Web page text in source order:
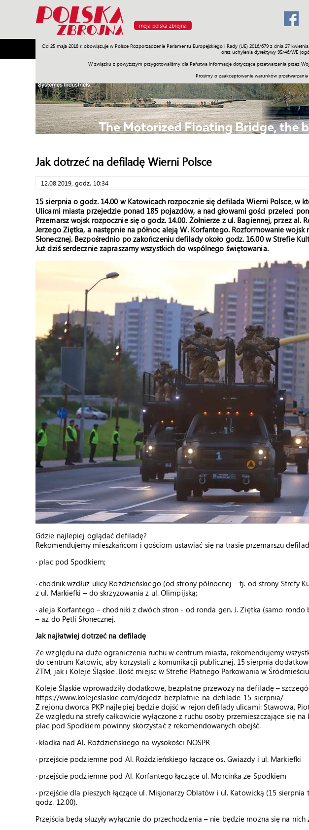
moja polska zbrojna
Od 25 maja 2018 r. obowiązuje w Polsce Rozporządzenie Parlamentu Europejskiego i Rady (UE) 2016/679 z dnia 27
oraz uchylenia dyrektywy 95/46/WE
W związku z powyższym przygotowaliśmy dla Państwa informacje dotyczące przetwarzania przez
Prosimy o zaakceptowanie warunków
Armia Poligon Sprzęt Misje Polityka Prawo Świat Społeczność
Jak dotrzeć na defiladę Wierni Polsce
12.08.2019, godz. 10:34
15 sierpnia o godz. 14.00 w Katowicach rozpocznie się defilada Wierni Polsce, w
Ulicami miasta przejedzie ponad 185 pojazdów, a nad głowami gości przeleci
Przemarsz wojsk rozpocznie się o godz. 14.00. Żołnierze z ul. Bagiennej, przez al.
Jerzego Ziętka, a następnie na północ aleją W. Korfantego. Rozformowanie wojsk
Słonecznej. Bezpośrednio po zakończeniu defilady około godz. 16.00 w Strefie
Już dziś serdecznie zapraszamy wszystkich do wspólnego świętowania.
Gdzie najlepiej oglądać defiladę?
Rekomendujemy mieszkańcom i gościom ustawiać się na trasie przemarszu
· plac pod Spodkiem;
· chodnik wzdłuż ulicy Roździeńskiego (od strony północnej – tj. od strony Strefy
z ul. Markiefki – do skrzyżowania z ul. Olimpijską;
· aleja Korfantego – chodniki z dwóch stron - od ronda gen. J. Ziętka (samo rondo
– aż do Pętli Słonecznej.
Jak najłatwiej dotrzeć na defiladę
Ze względu na duże ograniczenia ruchu w centrum miasta, rekomendujemy
do centrum Katowic, aby korzystali z komunikacji publicznej. 15 sierpnia
ZTM, jak i Koleje Śląskie. Ilość miejsc w Strefie Płatnego Parkowania w
Koleje Śląskie wprowadziły dodatkowe, bezpłatne przewozy na defiladę –
https://www.kolejeslaskie.com/dojedz-bezplatnie-na-defilade-15-sierpnia/
Z rejonu dworca PKP najlepiej będzie dojść w rejon defilady ulicami: Stawowa,
Ze względu na strefy całkowicie wyłączone z ruchu osoby przemieszczające się
plac pod Spodkiem powinny skorzystać z rekomendowanych obejść.
· kładka nad Al. Roździeńskiego na wysokości NOSPR
· przejście podziemne pod Al. Roździeńskiego łączące os. Gwiazdy i ul. Markiefki
· przejście podziemne pod Al. Korfantego łączące ul. Morcinka ze Spodkiem
· przejście dla pieszych łączące ul. Misjonarzy Oblatów i ul. Katowicką (15
godz. 12.00).
Przejścia będą służyły wyłącznie do przechodzenia – nie będzie można się na nich